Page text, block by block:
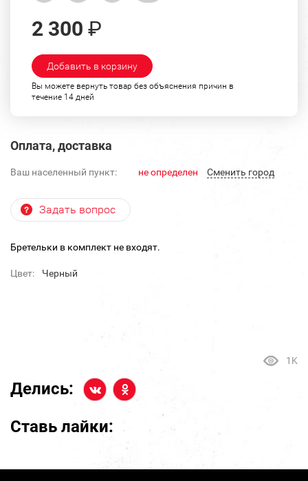
2 300 ₽
Добавить в корзину
Вы можете вернуть товар без объяснения причин в
течение 14 дней
Оплата, доставка
Ваш населенный пункт: не определен Cменить город
Задать вопрос
Бретельки в комплект не входят.
Цвет: Черный
1K
Делись:
Ставь лайки: